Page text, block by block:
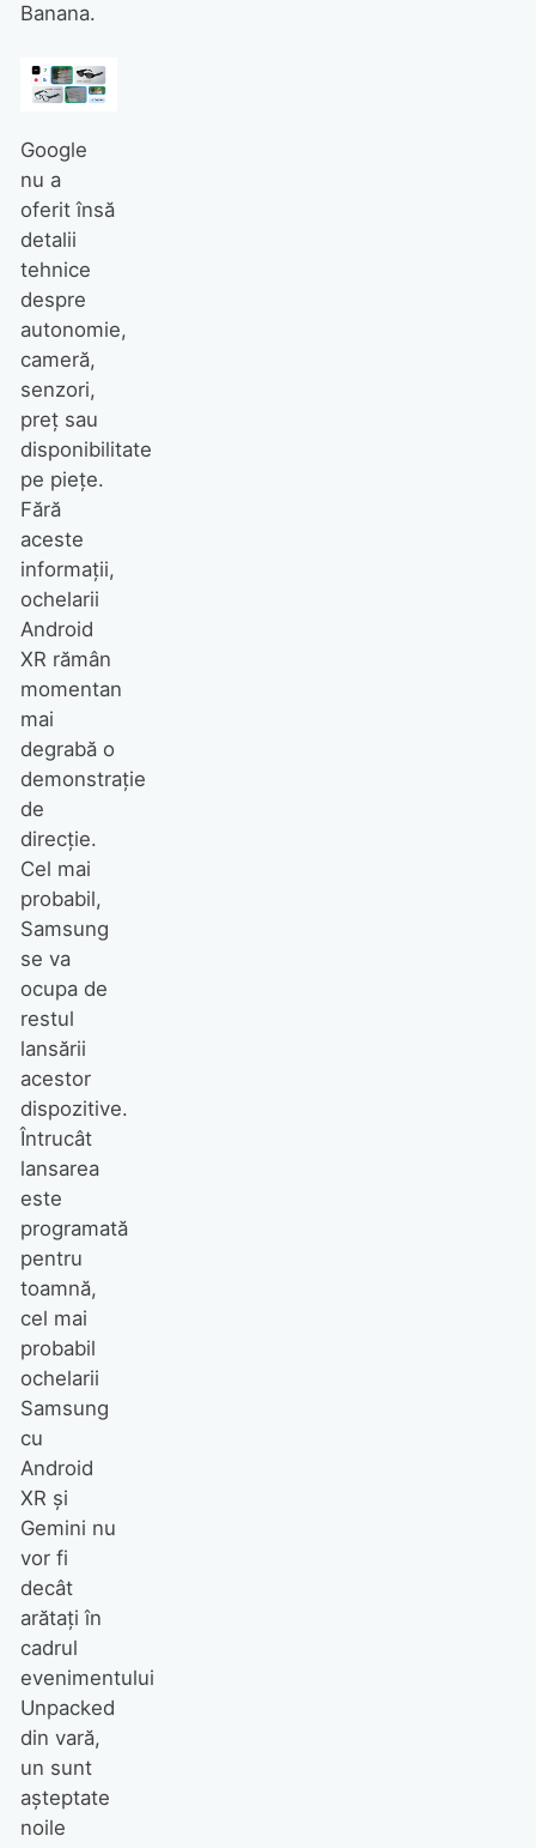
Banana.
Google
nu a
oferit însă
detalii
tehnice
despre
autonomie,
cameră,
senzori,
preț sau
disponibilitate
pe piețe.
Fără
aceste
informații,
ochelarii
Android
XR rămân
momentan
mai
degrabă o
demonstrație
de
direcție.
Cel mai
probabil,
Samsung
se va
ocupa de
restul
lansării
acestor
dispozitive.
Întrucât
lansarea
este
programată
pentru
toamnă,
cel mai
probabil
ochelarii
Samsung
cu
Android
XR și
Gemini nu
vor fi
decât
arătați în
cadrul
evenimentului
Unpacked
din vară,
un sunt
așteptate
noile